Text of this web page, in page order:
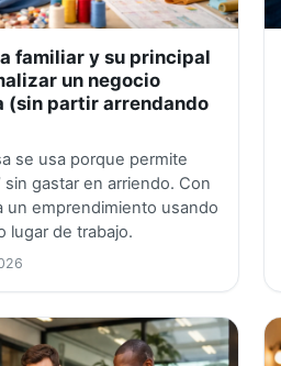
familiar y su principal
un negocio
(sin partir arrendando
se usa porque permite
sin gastar en arriendo. Con
un emprendimiento usando
lugar de trabajo.